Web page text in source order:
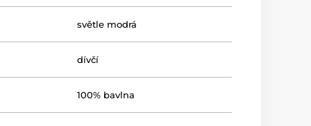
světle modrá
dívčí
100% bavlna